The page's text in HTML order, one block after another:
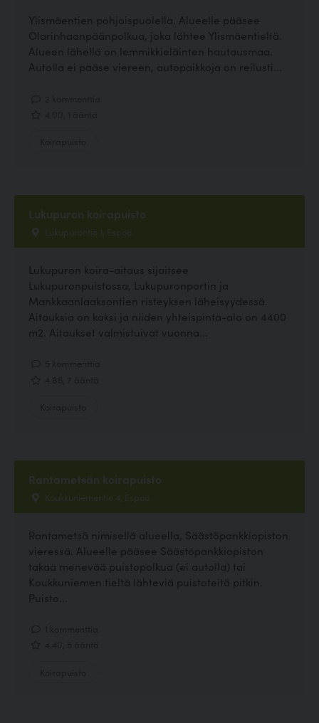
Ylismäentien pohjoispuolella. Alueelle pääsee
Olarinhaanpäänpolkua, joka lähtee Ylismäentieltä.
Alueen lähellä on lemmikkieläinten hautausmaa.
Autolla ei pääse viereen, autopaikkoja on reilusti...
Lukupuron koirapuisto
Lukupurontie 1, Espoo
Lukupuron koira-aitaus sijaitsee
Lukupuronpuistossa, Lukupuronportin ja
Mankkaanlaaksontien risteyksen läheisyydessä.
Aitauksia on kaksi ja niiden yhteispinta-ala on 4400
m2. Aitaukset valmistuivat vuonna...
Rantametsän koirapuisto
Koukkuniementie 4, Espoo
Rantametsä nimisellä alueella, Säästöpankkiopiston
vieressä. Alueelle pääsee Säästöpankkiopiston
takaa menevää puistopolkua (ei autolla) tai
Koukkuniemen tieltä lähteviä puistoteitä pitkin.
Puisto...